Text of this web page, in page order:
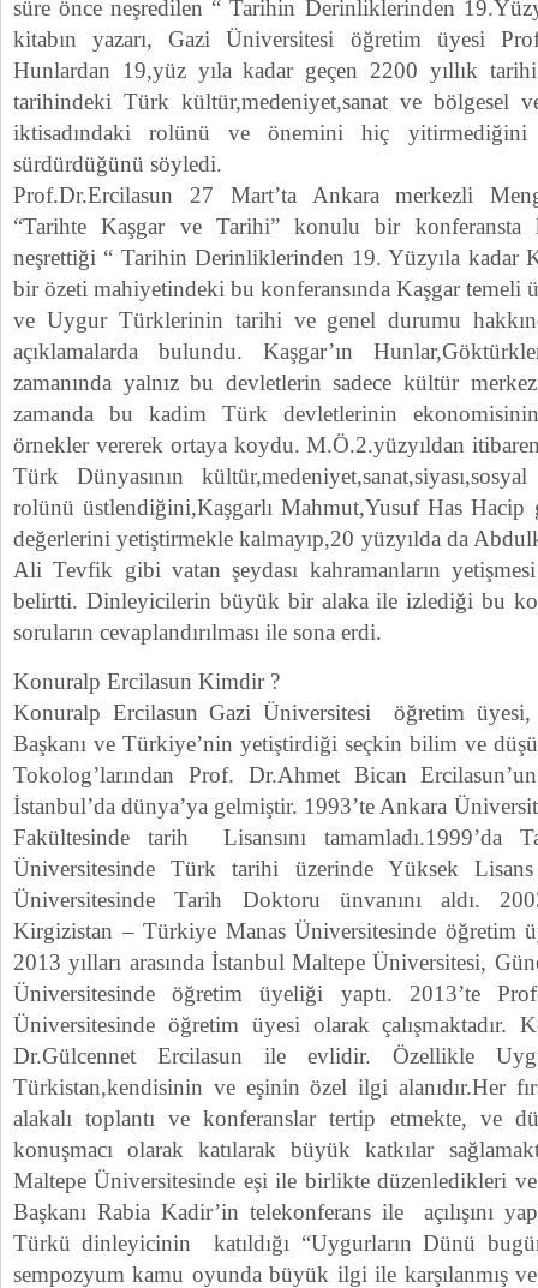
süre önce neşredilen “ Tarihin Derinliklerinden
kitabın yazarı, Gazi Üniversitesi öğretim üyesi
Hunlardan 19,yüz yıla kadar geçen 2200 yıllık
tarihindeki Türk kültür,medeniyet,sanat ve bölgesel
iktisadındaki rolünü ve önemini hiç
sürdürdüğünü söyledi.
Prof.Dr.Ercilasun 27 Mart’ta Ankara merkezli
“Tarihte Kaşgar ve Tarihi” konulu bir
neşrettiği “ Tarihin Derinliklerinden 19. Yüzyıla kadar
bir özeti mahiyetindeki bu konferansında Kaşgar temeli
ve Uygur Türklerinin tarihi ve genel durumu
açıklamalarda bulundu. Kaşgar’ın
zamanında yalnız bu devletlerin sadece kültür
zamanda bu kadim Türk devletlerinin
örnekler vererek ortaya koydu. M.Ö.2.yüzyıldan
Türk Dünyasının
rolünü üstlendiğini,Kaşgarlı Mahmut,Yusuf Has
değerlerini yetiştirmekle kalmayıp,20 yüzyılda da
Ali Tevfik gibi vatan şeydası kahramanların yetişmesi
belirtti. Dinleyicilerin büyük bir alaka ile izlediği bu
soruların cevaplandırılması ile sona erdi.
Konuralp Ercilasun Kimdir ?
Konuralp Ercilasun Gazi Üniversitesi öğretim
Başkanı ve Türkiye’nin yetiştirdiği seçkin bilim ve
Tokolog’larından Prof. Dr.Ahmet Bican
İstanbul’da dünya’ya gelmiştir. 1993’te Ankara
Fakültesinde tarih Lisansını tamamladı.1999’da
Üniversitesinde Türk tarihi üzerinde Yüksek
Üniversitesinde Tarih Doktoru ünvanını aldı.
Kirgizistan – Türkiye Manas Üniversitesinde öğretim
2013 yılları arasında İstanbul Maltepe Üniversitesi,
Üniversitesinde öğretim üyeliği yaptı. 2013’te
Üniversitesinde öğretim üyesi olarak
Dr.Gülcennet Ercilasun ile evlidir. Özellikle
Türkistan,kendisinin ve eşinin özel ilgi alanıdır.Her
alakalı toplantı ve konferanslar tertip etmekte, ve
konuşmacı olarak katılarak büyük katkılar
Maltepe Üniversitesinde eşi ile birlikte düzenledikleri
Başkanı Rabia Kadir’in telekonferans ile açılışını
Türkü dinleyicinin katıldığı “Uygurların Dünü
sempozyum kamu oyunda büyük ilgi ile karşılanmış